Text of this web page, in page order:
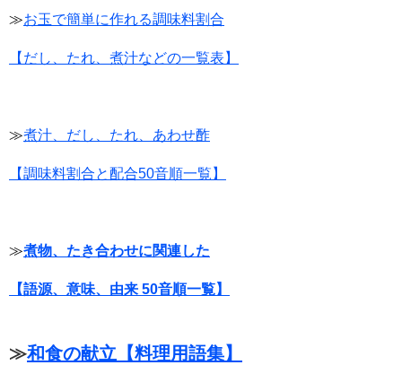
≫お玉で簡単に作れる調味料割合
【だし、たれ、煮汁などの一覧表】
≫煮汁、だし、たれ、あわせ酢
【調味料割合と配合50音順一覧】
≫煮物、たき合わせに関連した
【語源、意味、由来 50音順一覧】
≫和食の献立【料理用語集】